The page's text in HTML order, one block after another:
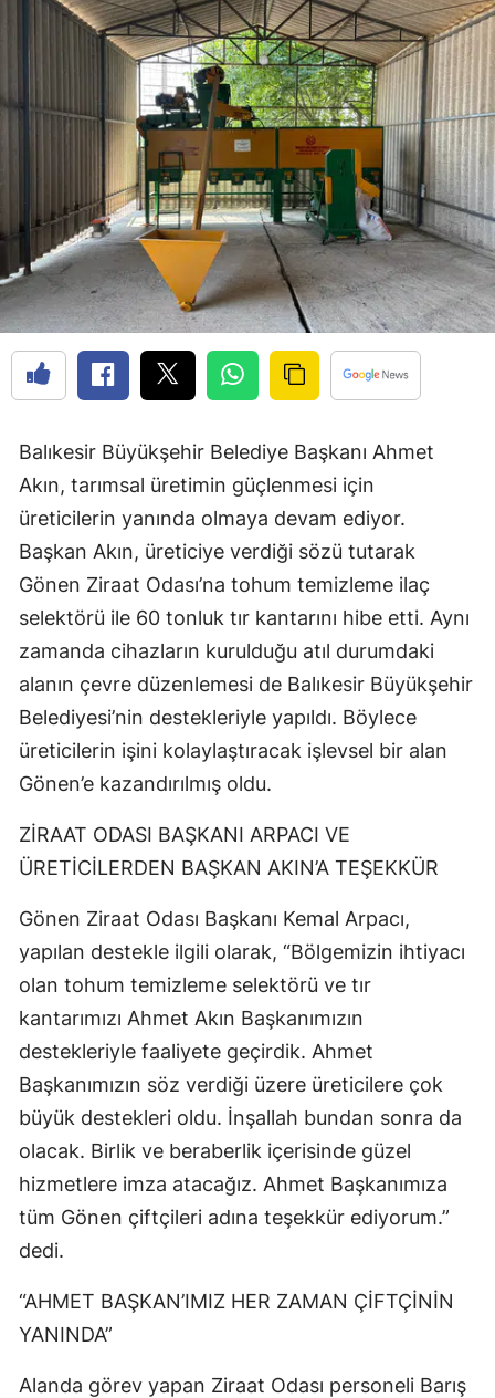
Balıkesir Büyükşehir Belediye Başkanı Ahmet
Akın, tarımsal üretimin güçlenmesi için
üreticilerin yanında olmaya devam ediyor.
Başkan Akın, üreticiye verdiği sözü tutarak
Gönen Ziraat Odası’na tohum temizleme ilaç
selektörü ile 60 tonluk tır kantarını hibe etti. Aynı
zamanda cihazların kurulduğu atıl durumdaki
alanın çevre düzenlemesi de Balıkesir Büyükşehir
Belediyesi’nin destekleriyle yapıldı. Böylece
üreticilerin işini kolaylaştıracak işlevsel bir alan
Gönen’e kazandırılmış oldu.
ZİRAAT ODASI BAŞKANI ARPACI VE
ÜRETİCİLERDEN BAŞKAN AKIN’A TEŞEKKÜR
Gönen Ziraat Odası Başkanı Kemal Arpacı,
yapılan destekle ilgili olarak, “Bölgemizin ihtiyacı
olan tohum temizleme selektörü ve tır
kantarımızı Ahmet Akın Başkanımızın
destekleriyle faaliyete geçirdik. Ahmet
Başkanımızın söz verdiği üzere üreticilere çok
büyük destekleri oldu. İnşallah bundan sonra da
olacak. Birlik ve beraberlik içerisinde güzel
hizmetlere imza atacağız. Ahmet Başkanımıza
tüm Gönen çiftçileri adına teşekkür ediyorum.”
dedi.
“AHMET BAŞKAN’IMIZ HER ZAMAN ÇİFTÇİNİN
YANINDA”
Alanda görev yapan Ziraat Odası personeli Barış